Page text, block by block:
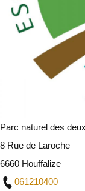
Parc naturel des
8 Rue de Laroche
6660 Houffalize
061210400